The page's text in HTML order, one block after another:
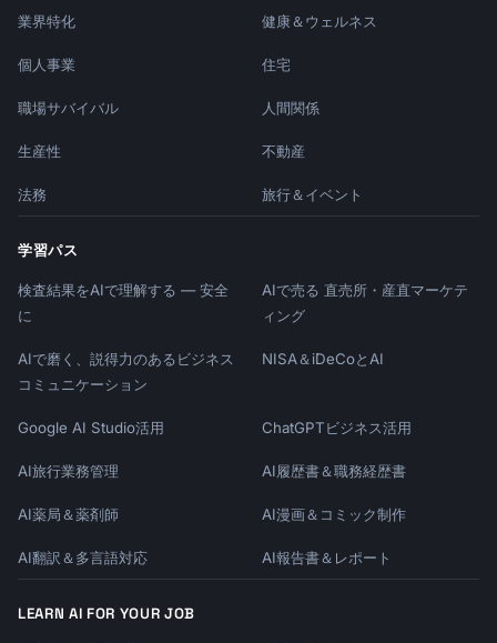
業界特化 健康＆ウェルネス
個人事業 住宅
職場サバイバル 人間関係
生産性 不動産
法務 旅行＆イベント
学習パス
検査結果をAIで理解する — 安全
に
AIで売る 直売所・産直マーケテ
ィング
AIで磨く、説得力のあるビジネス
コミュニケーション
NISA＆iDeCoとAI
Google AI Studio活用 ChatGPTビジネス活用
AI旅行業務管理 AI履歴書＆職務経歴書
AI薬局＆薬剤師 AI漫画＆コミック制作
AI翻訳＆多言語対応 AI報告書＆レポート
LEARN AI FOR YOUR JOB